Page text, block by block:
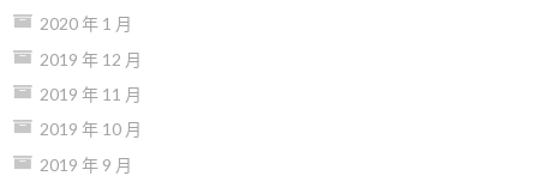
2020 年 1 月
2019 年 12 月
2019 年 11 月
2019 年 10 月
2019 年 9 月